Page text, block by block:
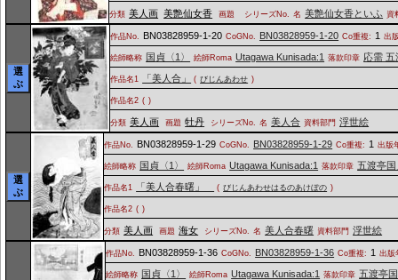
分類 美人画 美艶仙女香 画題 シリーズNo. 名 美艶仙女香といふ 資
選
ぶ
作品No. BN03828959-1-20 CoGNo. BN03828959-1-20 Co重複: 1 出
絵師略称 国貞〈1〉 絵師Roma Utagawa Kunisada:1 落款印章 応需 五
作品名1 「美人合」 ( びじんあわせ )
作品名2 ( )
分類 美人画 画題 牡丹 シリーズNo. 名 美人合 資料部門 浮世絵
選
ぶ
作品No. BN03828959-1-29 CoGNo. BN03828959-1-29 Co重複: 1 出版
絵師略称 国貞〈1〉 絵師Roma Utagawa Kunisada:1 落款印章 五渡亭
作品名1 「美人合春曙」 ( びじんあわせはるのあけぼの )
作品名2 ( )
分類 美人画 画題 海女 シリーズNo. 名 美人合春曙 資料部門 浮世絵
作品No. BN03828959-1-36 CoGNo. BN03828959-1-36 Co重複: 1 出版
絵師略称 国貞〈1〉 絵師Roma Utagawa Kunisada:1 落款印章 五渡亭